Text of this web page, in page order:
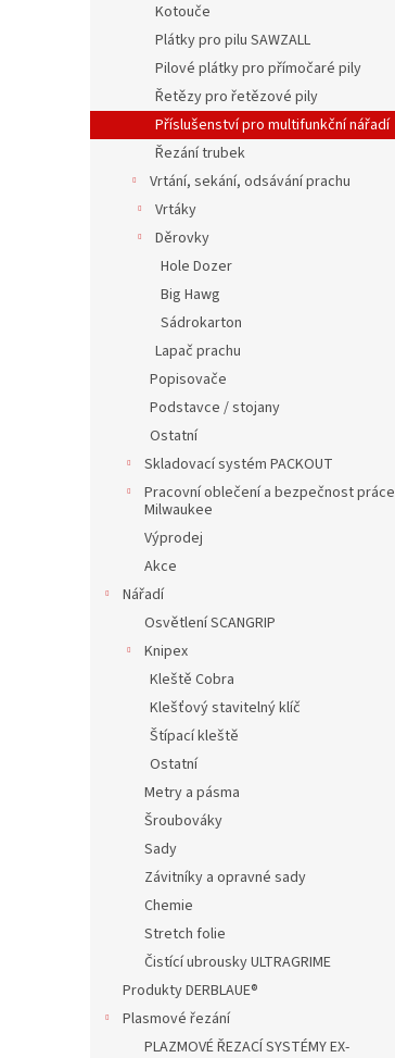
Kotouče
Plátky pro pilu SAWZALL
Pilové plátky pro přímočaré pily
Řetězy pro řetězové pily
Příslušenství pro multifunkční nářadí
Řezání trubek
Vrtání, sekání, odsávání prachu
Vrtáky
Děrovky
Hole Dozer
Big Hawg
Sádrokarton
Lapač prachu
Popisovače
Podstavce / stojany
Ostatní
Skladovací systém PACKOUT
Pracovní oblečení a bezpečnost práce
Milwaukee
Výprodej
Akce
Nářadí
Osvětlení SCANGRIP
Knipex
Kleště Cobra
Klešťový stavitelný klíč
Štípací kleště
Ostatní
Metry a pásma
Šroubováky
Sady
Závitníky a opravné sady
Chemie
Stretch folie
Čistící ubrousky ULTRAGRIME
Produkty DERBLAUE®
Plasmové řezání
PLAZMOVÉ ŘEZACÍ SYSTÉMY EX-